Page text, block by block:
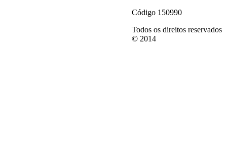
Código 150990
Todos os direitos reservados
© 2014